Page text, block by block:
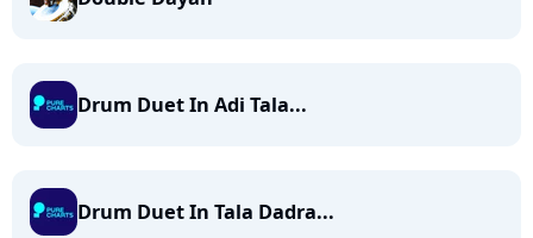
Drum Duet In Adi Tala...
Drum Duet In Tala Dadra...